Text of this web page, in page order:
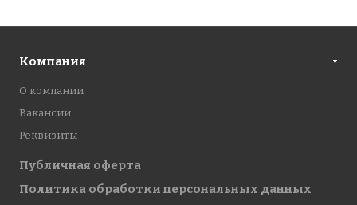
Компания
О компании
Вакансии
Реквизиты
Публичная оферта
Политика обработки персональных данных